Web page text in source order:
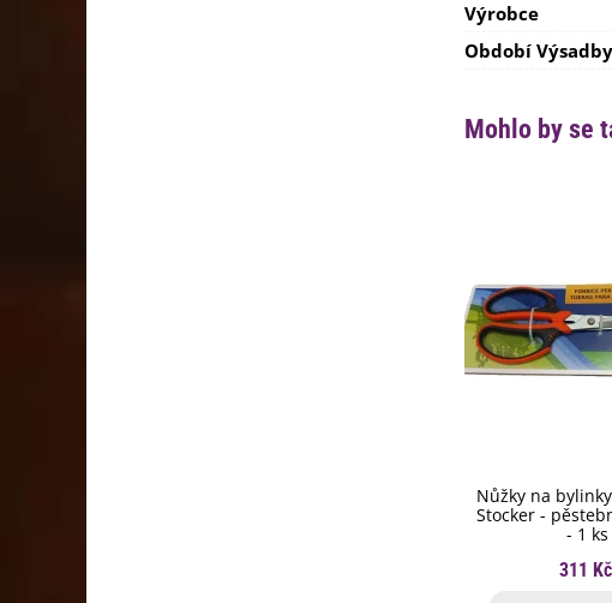
Výrobce
Období Výsadby
Mohlo by se
Nůžky na
Stocker -
- 1 ks
311 Kč